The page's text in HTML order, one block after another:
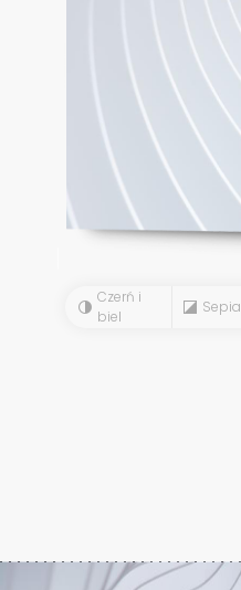
Czerń i
biel
Sepia